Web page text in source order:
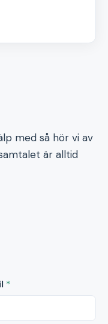
med så hör vi av
är alltid
*